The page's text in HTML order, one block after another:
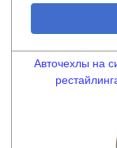
Авточехлы на